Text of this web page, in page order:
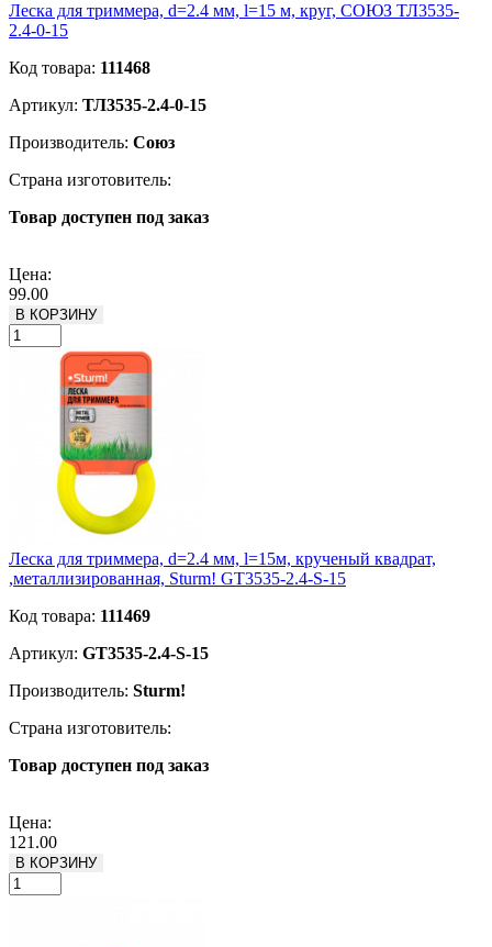
Леска для триммера, d=2.4 мм, l=15 м, круг, СОЮЗ ТЛ3535-
2.4-0-15
Код товара: 111468
Артикул: ТЛ3535-2.4-0-15
Производитель: Союз
Страна изготовитель:
Товар доступен под заказ
Цена:
99.00
В КОРЗИНУ
Леска для триммера, d=2.4 мм, l=15м, крученый квадрат,
,металлизированная, Sturm! GT3535-2.4-S-15
Код товара: 111469
Артикул: GT3535-2.4-S-15
Производитель: Sturm!
Страна изготовитель:
Товар доступен под заказ
Цена:
121.00
В КОРЗИНУ